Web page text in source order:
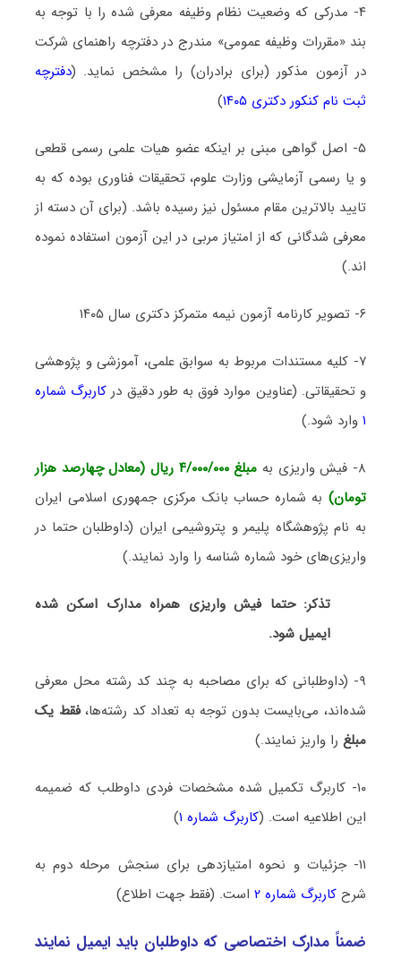
۴- مدرکی که وضعیت نظام وظیفه معرفی شده را با توجه به
بند «مقررات وظیفه عمومی» مندرج در دفترچه راهنمای شرکت
در آزمون مذکور (برای برادران) را مشخص نماید. (دفترچه
ثبت نام کنکور دکتری ۱۴۰۵
)
۵- اصل گواهی مبنی بر اینکه عضو هیات علمی رسمی قطعی
و یا رسمی آزمایشی وزارت علوم، تحقیقات فناوری بوده که به
تایید بالاترین مقام مسئول نیز رسیده باشد. (برای آن دسته از
معرفی شدگانی که از امتیاز مربی در این آزمون استفاده نموده
اند.)
۶- تصویر کارنامه آزمون نیمه متمرکز دکتری سال ۱۴۰۵
۷- کلیه مستندات مربوط به سوابق علمی، آموزشی و پژوهشی
و تحقیقاتی. (عناوین موارد فوق به طور دقیق در کاربرگ شماره
۱وارد شود.)
۸- فیش واریزی به
مبلغ ۴/۰۰۰/۰۰۰ ریال (معادل چهارصد هزار
تومان)به شماره حساب بانک مرکزی جمهوری اسلامی ایران
به نام پژوهشگاه پلیمر و پتروشیمی ایران (داوطلبان حتما در
واریزی‌های خود شماره شناسه را وارد نمایند.)
تذکر: حتما فیش واریزی همراه مدارک اسکن شده
ایمیل شود.
۹- (داوطلبانی که برای مصاحبه به چند کد رشته محل معرفی
شده‌اند، می‌بایست بدون توجه به تعداد کد رشته‌ها،فقط یک
مبلغرا واریز نمایند.)
۱۰- کاربرگ تکمیل شده مشخصات فردی داوطلب که ضمیمه
این اطلاعیه است. (کاربرگ شماره ۱ )
۱۱- جزئیات و نحوه امتیازدهی برای سنجش مرحله دوم به
شرح کاربرگ شماره ۲ است. (فقط جهت اطلاع)
ضمناً مدارک اختصاصی که داوطلبان باید ایمیل نمایند